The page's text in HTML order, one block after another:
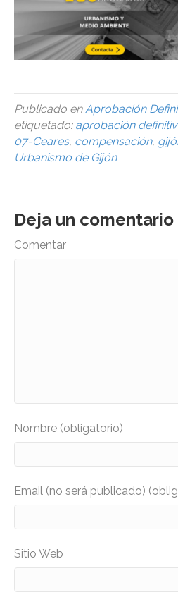
Publicado enAprobación
etiquetado: aprobación
07-Ceares, compensación,
Urbanismo de Gijón
Deja un comentario
Comentar
Nombre (obligatorio)
Email (no será publicado)
Sitio Web